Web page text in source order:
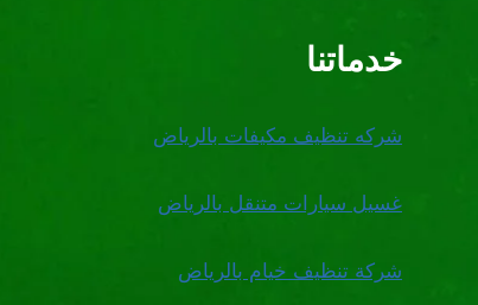
خدماتنا
شركه تنظيف مكيفات بالرياض
غسيل سيارات متنقل بالرياض
شركة تنظيف خيام بالرياض